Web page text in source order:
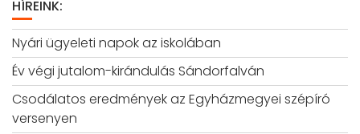
HÍREINK:
Nyári ügyeleti napok az iskolában
Év végi jutalom-kirándulás Sándorfalván
Csodálatos eredmények az Egyházmegyei szépíró
versenyen